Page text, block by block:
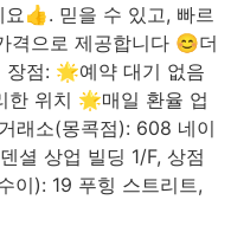
👍. 믿을 수 있고, 빠르
격으로 제공합니다 😊더
점: 🌟예약 대기 없음
위치 🌟매일 환율 업
래소(몽콕점): 608 네이
셜 상업 빌딩 1/F, 상점
이): 19 푸힝 스트리트,